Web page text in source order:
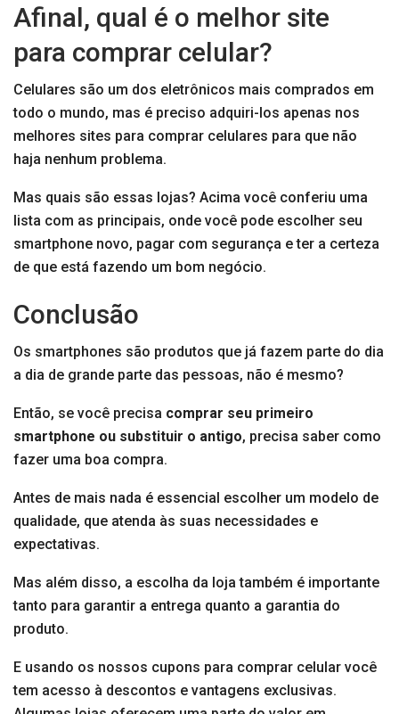
Afinal, qual é o melhor site
para comprar celular?
Celulares são um dos eletrônicos mais comprados em
todo o mundo, mas é preciso adquiri-los apenas nos
melhores sites para comprar celulares para que não
haja nenhum problema.
Mas quais são essas lojas? Acima você conferiu uma
lista com as principais, onde você pode escolher seu
smartphone novo, pagar com segurança e ter a certeza
de que está fazendo um bom negócio.
Conclusão
Os smartphones são produtos que já fazem parte do dia
a dia de grande parte das pessoas, não é mesmo?
Então, se você precisa comprar seu primeiro
smartphone ou substituir o antigo, precisa saber como
fazer uma boa compra.
Antes de mais nada é essencial escolher um modelo de
qualidade, que atenda às suas necessidades e
expectativas.
Mas além disso, a escolha da loja também é importante
tanto para garantir a entrega quanto a garantia do
produto.
E usando os nossos cupons para comprar celular você
tem acesso à descontos e vantagens exclusivas.